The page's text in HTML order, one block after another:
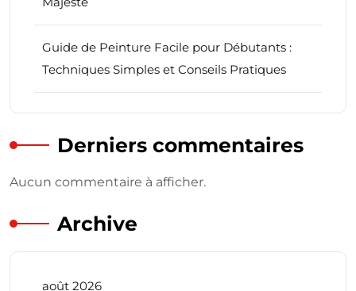
Guide de Peinture Facile pour Débutants :
Techniques Simples et Conseils Pratiques
Derniers commentaires
Aucun commentaire à afficher.
Archive
août 2026